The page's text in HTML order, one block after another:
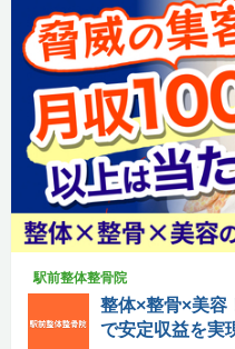
駅前整体整骨院
整体×整骨×美容
で安定収益を実